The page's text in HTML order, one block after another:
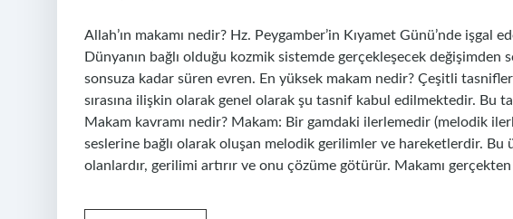
Allah’ın makamı nedir? Hz. Peygamber’in Kıyamet Günü’nde
Dünyanın bağlı olduğu kozmik sistemde gerçekleşecek
sonsuza kadar süren evren. En yüksek makam nedir? Çeşitli
sırasına ilişkin olarak genel olarak şu tasnif kabul edilmektedir. Bu
Makam kavramı nedir? Makam: Bir gamdaki ilerlemedir (melodik
seslerine bağlı olarak oluşan melodik gerilimler ve hareketlerdir. Bu
olanlardır, gerilimi artırır ve onu çözüme götürür. Makamı